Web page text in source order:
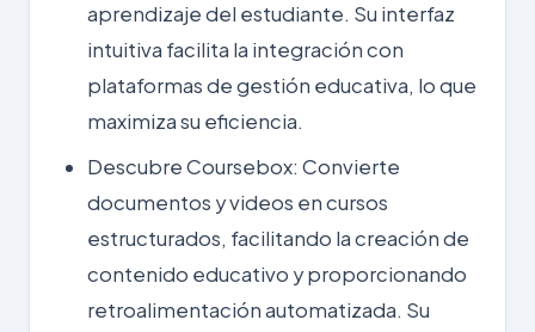
aprendizaje del estudiante. Su interfaz
intuitiva facilita la integración con
plataformas de gestión educativa, lo que
maximiza su eficiencia.
Descubre Coursebox: Convierte
documentos y videos en cursos
estructurados, facilitando la creación de
contenido educativo y proporcionando
retroalimentación automatizada. Su